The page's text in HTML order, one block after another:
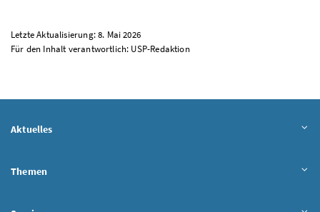
Letzte Aktualisierung: 8. Mai 2026
Für den Inhalt verantwortlich: USP-Redaktion
Aktuelles
Themen